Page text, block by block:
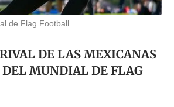
de Flag Football
DE LAS MEXICANAS
MUNDIAL DE FLAG